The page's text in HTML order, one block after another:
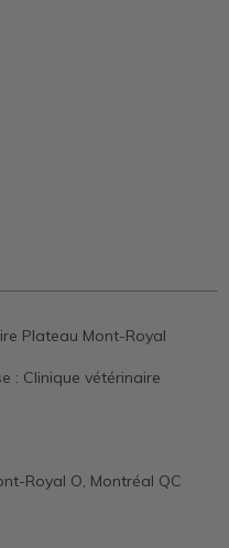
Plateau Mont-Royal
: Clinique vétérinaire
Royal O, Montréal QC